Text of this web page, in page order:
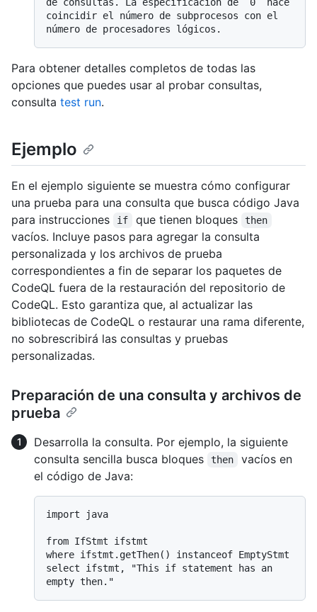
coincidir el número de subprocesos con el
Para obtener detalles completos de todas las
opciones que puedes usar al probar consultas,
consulta test run.
Ejemplo
En el ejemplo siguiente se muestra cómo configurar
una prueba para una consulta que busca código Java
para instrucciones
if que tienen bloques then
vacíos. Incluye pasos para agregar la consulta
personalizada y los archivos de prueba
correspondientes a fin de separar los paquetes de
CodeQL fuera de la restauración del repositorio de
CodeQL. Esto garantiza que, al actualizar las
bibliotecas de CodeQL o restaurar una rama diferente,
no sobrescribirá las consultas y pruebas
personalizadas.
Preparación de una consulta y archivos de
prueba
Desarrolla la consulta. Por ejemplo, la siguiente
consulta sencilla busca bloques
then
vacíos en
el código de Java:
import java
from IfStmt ifstmt
where ifstmt.getThen() instanceof EmptyStmt
select ifstmt, "This if statement has an